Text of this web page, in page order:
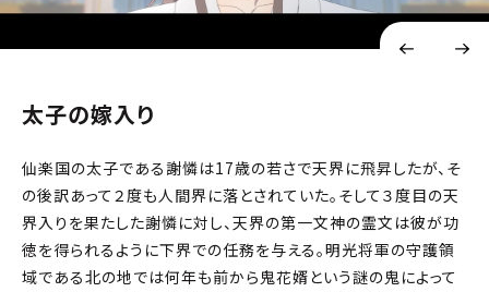
太子の嫁入り
仙楽国の太子である謝憐は17歳の若さで天界に飛昇したが、そ
の後訳あって２度も人間界に落とされていた。そして３度目の天
界入りを果たした謝憐に対し、天界の第一文神の霊文は彼が功
徳を得られるように下界での任務を与える。明光将軍の守護領
域である北の地では何年も前から鬼花婿という謎の鬼によって